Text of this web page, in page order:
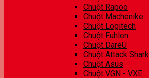
Chuột Rapoo
Chuột Machenike
Chuột Logitech
Chuột Fuhlen
Chuột DareU
Chuột Attack Shark
Chuột Asus
Chuột VGN - VXE